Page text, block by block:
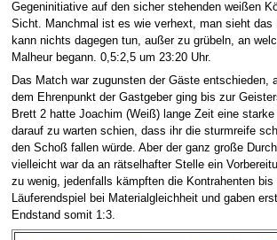
Gegeninitiative auf den sicher stehenden weißen
Sicht. Manchmal ist es wie verhext, man sieht das
kann nichts dagegen tun, außer zu grübeln, an
Malheur begann. 0,5:2,5 um 23:20 Uhr.
Das Match war zugunsten der Gäste entschieden,
dem Ehrenpunkt der Gastgeber ging bis zur
Brett 2 hatte Joachim (Weiß) lange Zeit eine
darauf zu warten schien, dass ihr die sturmreife
den Schoß fallen würde. Aber der ganz große
vielleicht war da an rätselhafter Stelle ein
zu wenig, jedenfalls kämpften die Kontrahenten bis
Läuferendspiel bei Materialgleichheit und gaben
Endstand somit 1:3.